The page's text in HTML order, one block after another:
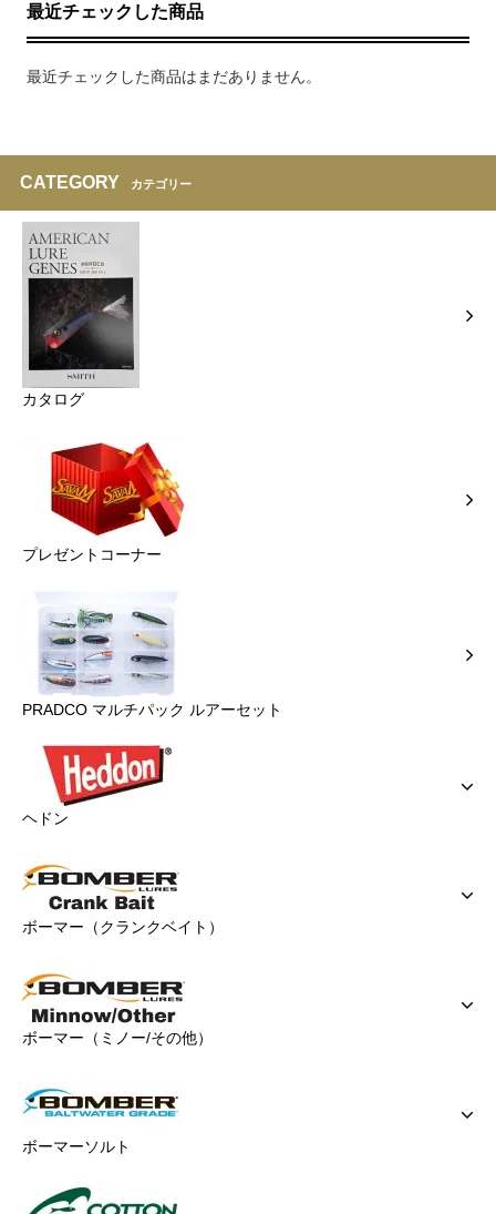
最近チェックした商品
最近チェックした商品はまだありません。
CATEGORY カテゴリー
カタログ
プレゼントコーナー
PRADCO マルチパック ルアーセット
ヘドン
ボーマー（クランクベイト）
ボーマー（ミノー/その他）
ボーマーソルト